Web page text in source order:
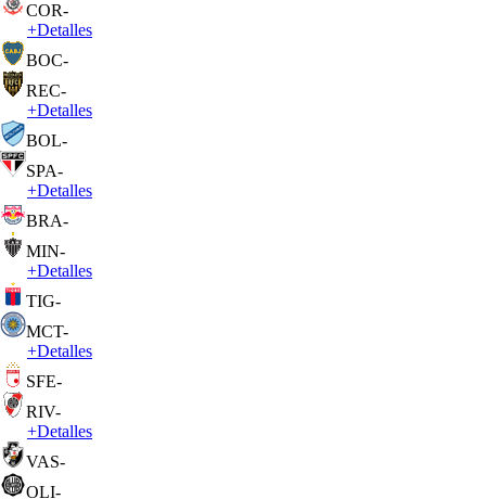
COR-
+Detalles
BOC-
REC-
+Detalles
BOL-
SPA-
+Detalles
BRA-
MIN-
+Detalles
TIG-
MCT-
+Detalles
SFE-
RIV-
+Detalles
VAS-
OLI-